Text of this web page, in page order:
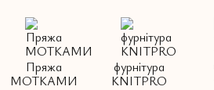
Пряжа
МОТКАМИ
фурнітура
KNITPRO